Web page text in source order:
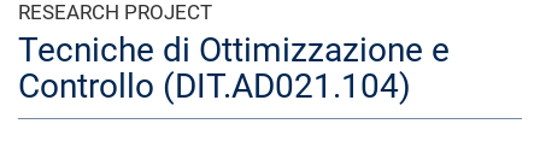
RESEARCH PROJECT
Tecniche di Ottimizzazione e
Controllo (DIT.AD021.104)